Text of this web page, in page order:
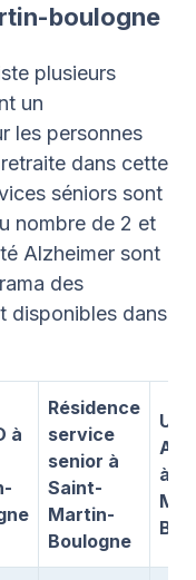
boulogne
plusieurs
un
les personnes
dans cette
séniors sont
nombre de 2 et
Alzheimer sont
des
disponibles dans
à
Résidence
service
senior à
Saint-
Martin-
Boulogne
à